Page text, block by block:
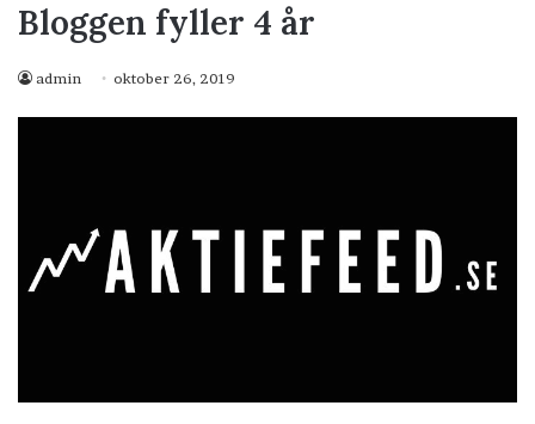
Bloggen fyller 4 år
admin oktober 26, 2019